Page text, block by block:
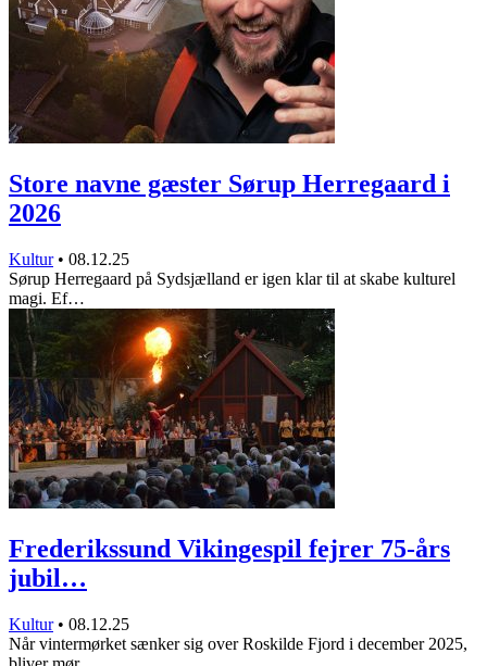
Store navne gæster Sørup Herregaard i
2026
Kultur • 08.12.25
Sørup Herregaard på Sydsjælland er igen klar til at skabe kulturel
magi. Ef…
Frederikssund Vikingespil fejrer 75-års
jubil…
Kultur • 08.12.25
Når vintermørket sænker sig over Roskilde Fjord i december 2025,